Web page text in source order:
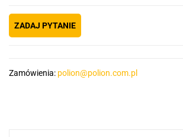
ZADAJ PYTANIE
Zamówienia: polion@polion.com.pl